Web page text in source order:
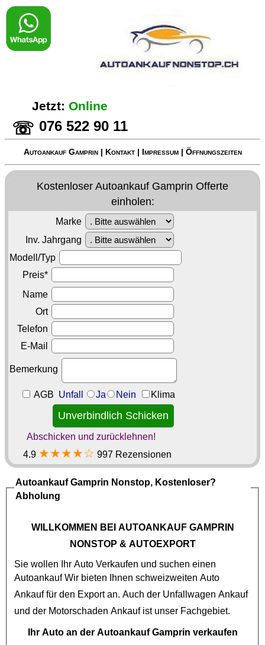
Jetzt: Online
☏ 076 522 90 11
Autoankauf Gamprin| Kontakt| Impressum| Öffnungszeiten
Kostenloser Autoankauf Gamprin Offerte
einholen:
Marke
Inv. Jahrgang
Modell/Typ
Preis*
Name
Ort
Telefon
E-Mail
Bemerkung
AGB Unfall Ja Nein Klima
Abschicken und zurücklehnen!
4.9 ★★★★☆ 997 Rezensionen
Autoankauf Gamprin Nonstop, Kostenloser?
Abholung
WILLKOMMEN BEI AUTOANKAUF GAMPRIN
NONSTOP & AUTOEXPORT
Sie wollen Ihr Auto Verkaufen und suchen einen
AutoankaufWir bieten Ihnen schweizweiten Auto
Ankauf für den Export an. Auch der Unfallwagen Ankauf
und der Motorschaden Ankaufist unser Fachgebiet.
Ihr Auto an der Autoankauf Gamprin verkaufen